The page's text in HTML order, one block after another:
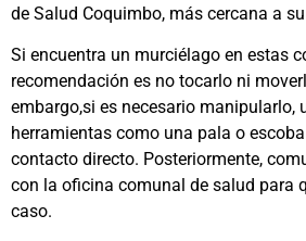
de Salud Coquimbo, más cercana a
Si encuentra un murciélago en estas
recomendación es no tocarlo ni
embargo,si es necesario manipularlo,
herramientas como una pala o
contacto directo. Posteriormente,
con la oficina comunal de salud para
caso.